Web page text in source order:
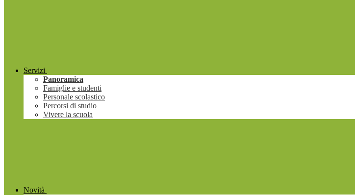
Servizi
Panoramica
Famiglie e studenti
Personale scolastico
Percorsi di studio
Vivere la scuola
Novità